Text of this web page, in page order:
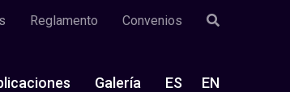
Reglamento Convenios
Galería ES EN